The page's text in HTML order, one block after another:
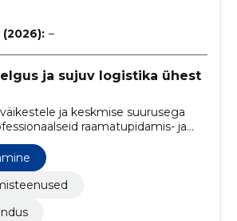
–
ja sujuv logistika ühest
ja keskmise suurusega
raamatupidamis- ja
finantsprotsessid ja sujuvad